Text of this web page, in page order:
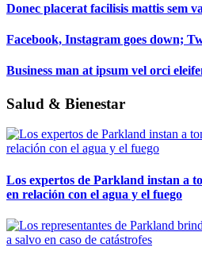
Donec placerat facilisis mattis sem
Facebook, Instagram goes down;
Business man at ipsum vel orci
Salud & Bienestar
Los expertos de Parkland instan a
en relación con el agua y el fuego